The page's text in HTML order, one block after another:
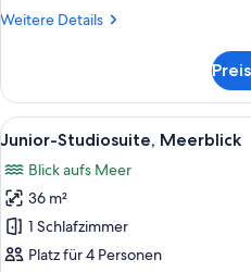
Weitere Details
Weitere
Vierbettzimmer
Alle
Fotos
für
Junior-
Studiosuite,
Meerblick
4
Junior-Studiosuite, Meerblick
Blick aufs Meer
36 m²
1 Schlafzimmer
Platz für 4 Personen